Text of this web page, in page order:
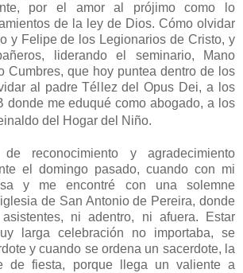
por el amor al prójimo como lo
de la ley de Dios. Cómo olvidar
y Felipe de los Legionarios de Cristo, y
liderando el seminario, Mano
Cumbres, que hoy puntea dentro de los
al padre Téllez del Opus Dei, a los
donde me eduqué como abogado, a los
del Hogar del Niño.
reconocimiento y agradecimiento
el domingo pasado, cuando con mi
y me encontré con una solemne
de San Antonio de Pereira, donde
ni adentro, ni afuera. Estar
larga celebración no importaba, se
y cuando se ordena un sacerdote, la
de fiesta, porque llega un valiente a